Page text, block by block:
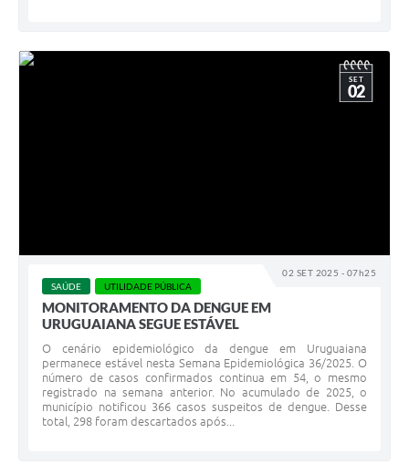
02 SET 2025 - 07h25
SET
02
SAÚDE UTILIDADE PÚBLICA
MONITORAMENTO DA DENGUE EM
URUGUAIANA SEGUE ESTÁVEL
O cenário epidemiológico da dengue em Uruguaiana
permanece estável nesta Semana Epidemiológica 36/2025. O
número de casos confirmados continua em 54, o mesmo
registrado na semana anterior. No acumulado de 2025, o
município notificou 366 casos suspeitos de dengue. Desse
total, 298 foram descartados após...